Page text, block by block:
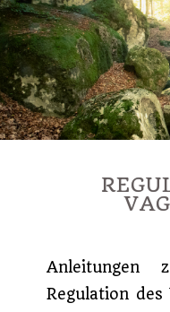
Anleitungen
Regulation